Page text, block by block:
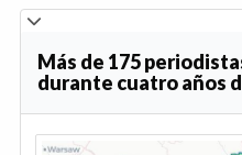
Más de 175
durante cuatro años